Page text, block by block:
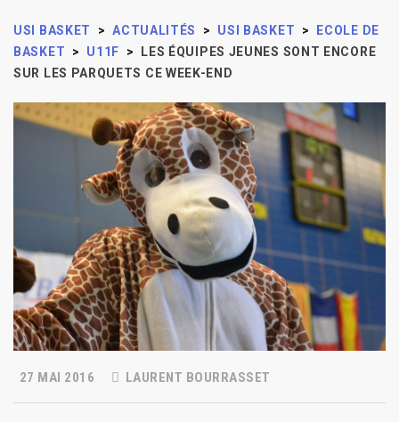
USI BASKET > ACTUALITÉS > USI BASKET >
ECOLE DE
BASKET
> U11F >
LES ÉQUIPES JEUNES SONT ENCORE
SUR LES PARQUETS CE WEEK-END
27 MAI 2016 LAURENT BOURRASSET